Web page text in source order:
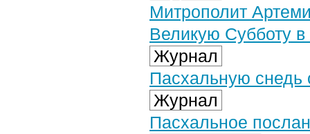
Митрополит
Великую Субботу
Журнал
Пасхальную снедь
Журнал
Пасхальное